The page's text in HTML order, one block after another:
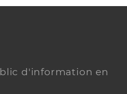
d'information en